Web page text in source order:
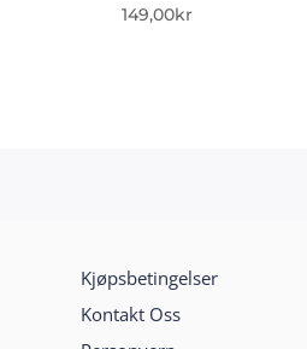
149,00kr
Kjøpsbetingelser
Kontakt Oss